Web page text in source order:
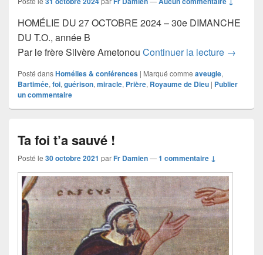
HOMÉLIE DU 27 OCTOBRE 2024 – 30e DIMANCHE
DU T.O., année B
Par le frère Silvère Ametonou Continuer la lecture La
→
Posté dansHomélies & conférences | Marqué comme aveugle,
Bartimée, foi, guérison, miracle, Prière, Royaume de Dieu | Publier
un commentaire
Ta foi t’a sauvé !
Posté le 30 octobre 2021 parFr Damien—1 commentaire ↓